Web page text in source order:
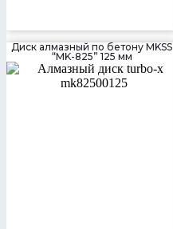
Диск алмазный по бетону MKSS
“MK-825” 125 мм